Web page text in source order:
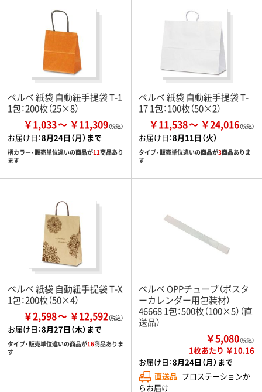
ベルベ 紙袋 自動紐手提袋 T-1
1包：200枚（25×8）
￥1,033 ￥11,309
お届け日：8月24日（月）まで
柄カラー・販売単位違いの商品が11商品あり
ます
ベルベ 紙袋 自動紐手提袋 T-
17 1包：100枚（50×2）
￥11,538 ￥24,016
お届け日：8月11日（火）
タイプ・販売単位違いの商品が3商品ありま
す
ベルベ 紙袋 自動紐手提袋 T-X
1包：200枚（50×4）
￥2,598 ￥12,592
お届け日：8月27日（木）まで
タイプ・販売単位違いの商品が16商品ありま
す
ベルベ OPPチューブ（ポスタ
ーカレンダー用包装材）
46668 1包：500枚（100×5）（直
送品）
￥5,080（税込）
1枚あたり ￥10.16
お届け日：8月24日（月）まで
直送品 プロステーションか
らお届け